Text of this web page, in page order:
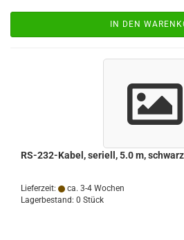
IN DEN
RS-232-Kabel, seriell, 5.0 m, schwarz
Lieferzeit:
ca. 3-4 Wochen
Lagerbestand: 0 Stück